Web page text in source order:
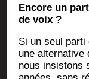
Encore un
de voix ?
Si un seul
une alter­na­tive
nous insis­tons